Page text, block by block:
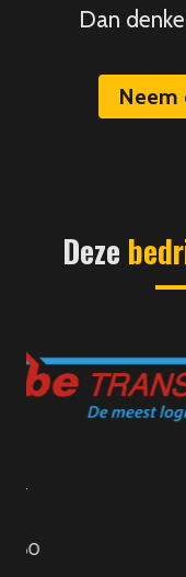
Dan
Neem
Deze